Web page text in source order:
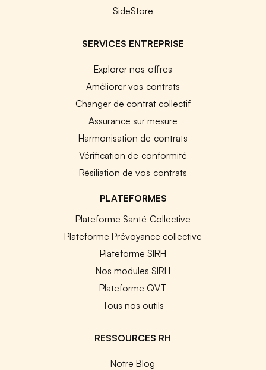
SideStore
SERVICES ENTREPRISE
Explorer nos offres
Améliorer vos contrats
Changer de contrat collectif
Assurance sur mesure
Harmonisation de contrats
Vérification de conformité
Résiliation de vos contrats
PLATEFORMES
Plateforme Santé Collective
Plateforme Prévoyance collective
Plateforme SIRH
Nos modules SIRH
Plateforme QVT
Tous nos outils
RESSOURCES RH
Notre Blog